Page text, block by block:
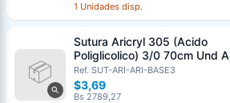
1 Unidades disp.
Sutura Aricryl 305 (Acido
Poliglicolico) 3/0 70cm Und
Aguja de 1/2 Circulo Punta
17mm
Ref. SUT-ARI-ARI-BASE3
$3,69
Bs 2789,27